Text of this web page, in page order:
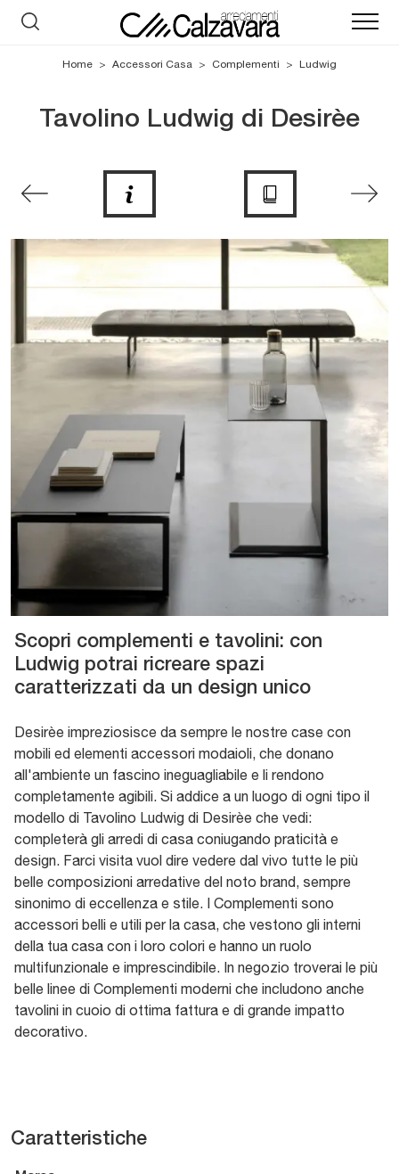
Home > Accessori Casa > Complementi > Ludwig
Tavolino Ludwig di Desirèe
Scopri complementi e tavolini: con
Ludwig potrai ricreare spazi
caratterizzati da un design unico
Desirèe impreziosisce da sempre le nostre case con
mobili ed elementi accessori modaioli, che donano
all'ambiente un fascino ineguagliabile e li rendono
completamente agibili. Si addice a un luogo di ogni tipo il
modello di Tavolino Ludwig di Desirèe che vedi:
completerà gli arredi di casa coniugando praticità e
design. Farci visita vuol dire vedere dal vivo tutte le più
belle composizioni arredative del noto brand, sempre
sinonimo di eccellenza e stile. I Complementi sono
accessori belli e utili per la casa, che vestono gli interni
della tua casa con i loro colori e hanno un ruolo
multifunzionale e imprescindibile. In negozio troverai le più
belle linee di Complementi moderni che includono anche
tavolini in cuoio di ottima fattura e di grande impatto
decorativo.
Caratteristiche